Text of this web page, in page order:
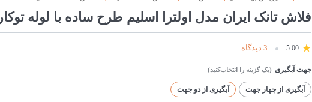
فلاش تانک ایران مدل اولترا اسلیم طرح ساده با لوله توکار
5.00 3 دیدگاه
جهت آبگیری
آبگیری از چهار جهت آبگیری از دو جهت